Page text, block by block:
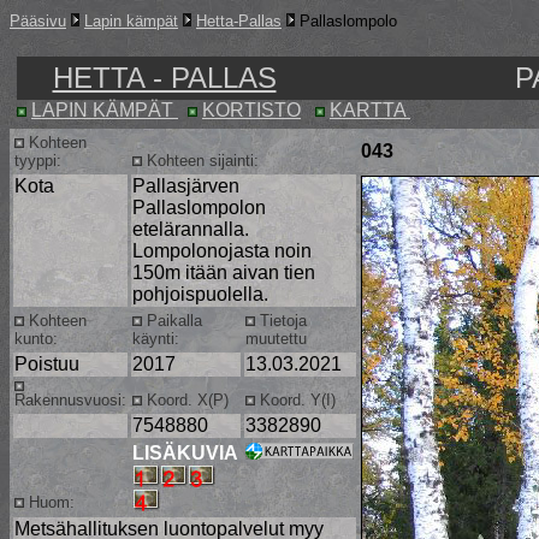
Pääsivu Lapin kämpät Hetta-Pallas Pallaslompolo
HETTA - PALLAS
LAPIN KÄMPÄT KORTISTO KARTTA
Kohteen
tyyppi:
Kohteen sijainti:
043
Kota
Pallasjärven
Pallaslompolon
etelärannalla.
Lompolonojasta noin
150m itään aivan tien
pohjoispuolella.
Kohteen
kunto:
Paikalla
käynti:
Tietoja
muutettu
Poistuu 2017 13.03.2021
Rakennusvuosi: Koord. X(P) Koord. Y(I)
7548880 3382890
Huom:
LISÄKUVIA
Metsähallituksen luontopalvelut myy